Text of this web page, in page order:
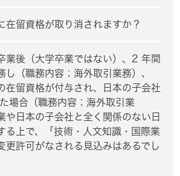
在留資格が取り消されますか？
業後（大学卒業ではない）、2 年間
し（職務内容；海外取引業務）、
在留資格が付与され、日本の子会社
場合（職務内容；海外取引業
や日本の子会社と全く関係のない日
る上で、「技術・人文知識・国際業
更許可がなされる見込みはあるでし